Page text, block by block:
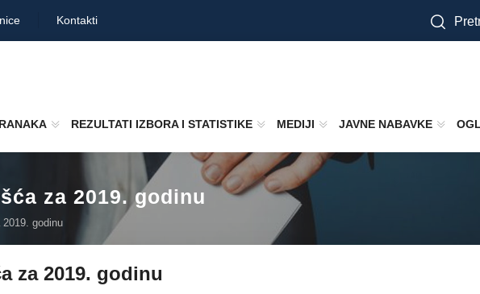
Kontakti
REZULTATI IZBORA I STATISTIKE MEDIJI JAVNE NABAVKE
za 2019. godinu
godinu
za 2019. godinu